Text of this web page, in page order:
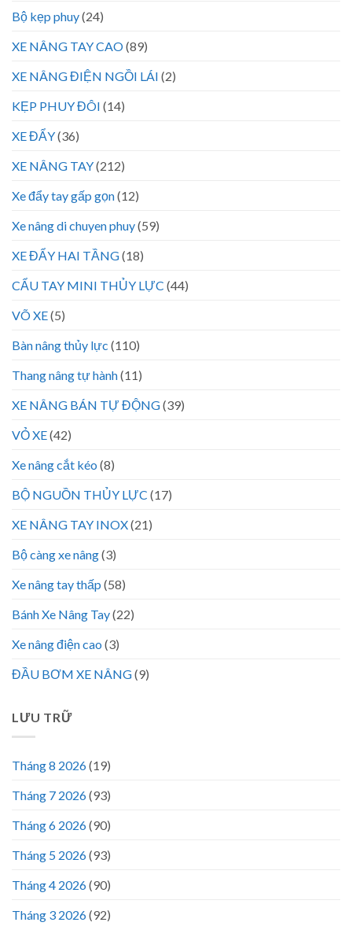
Bộ kẹp phuy(24)
XE NÂNG TAY CAO(89)
XE NÂNG ĐIỆN NGỒI LÁI (2)
KẸP PHUY ĐÔI (14)
XE ĐẨY(36)
XE NÂNG TAY(212)
Xe đẩy tay gấp gọn(12)
Xe nâng di chuyen phuy(59)
XE ĐẨY HAI TẦNG(18)
CẨU TAY MINI THỦY LỰC (44)
VÕ XE(5)
Bàn nâng thủy lực (110)
Thang nâng tự hành(11)
XE NÂNG BÁN TỰ ĐỘNG(39)
VỎ XE(42)
Xe nâng cắt kéo (8)
BỘ NGUỒN THỦY LỰC (17)
XE NÂNG TAY INOX(21)
Bộ càng xe nâng(3)
Xe nâng tay thấp (58)
Bánh Xe Nâng Tay(22)
Xe nâng điện cao (3)
ĐẦU BƠM XE NÂNG(9)
LƯU TRỮ
Tháng 8 2026(19)
Tháng 7 2026(93)
Tháng 6 2026(90)
Tháng 5 2026(93)
Tháng 4 2026(90)
Tháng 3 2026(92)